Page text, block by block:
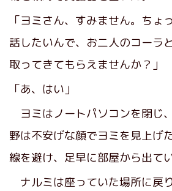
「ヨミさん、すみません。ちょ
話したいんで、お二人のコーラ
取ってきてもらえませんか？」
「あ、はい」
ヨミはノートパソコンを閉じ
野は不安げな顔でヨミを見上げ
線を避け、足早に部屋から出てい
ナルミは座っていた場所に戻